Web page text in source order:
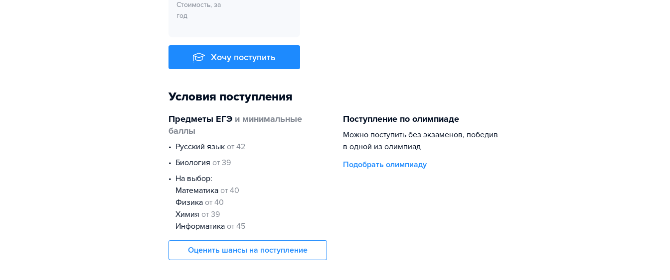
Стоимость, за
год
Хочу поступить
Условия поступления
Предметы ЕГЭ и минимальные
баллы
русский язык от 42
биология от 39
На выбор:
математика от 40
физика от 40
химия от 39
информатика от 45
Оценить шансы на поступление
Поступление по олимпиаде
Можно поступить без экзаменов, победив
в одной из олимпиад
Подобрать олимпиаду